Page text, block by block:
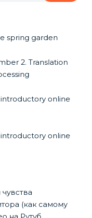
spring garden
2. Translation
online
online
(как самому